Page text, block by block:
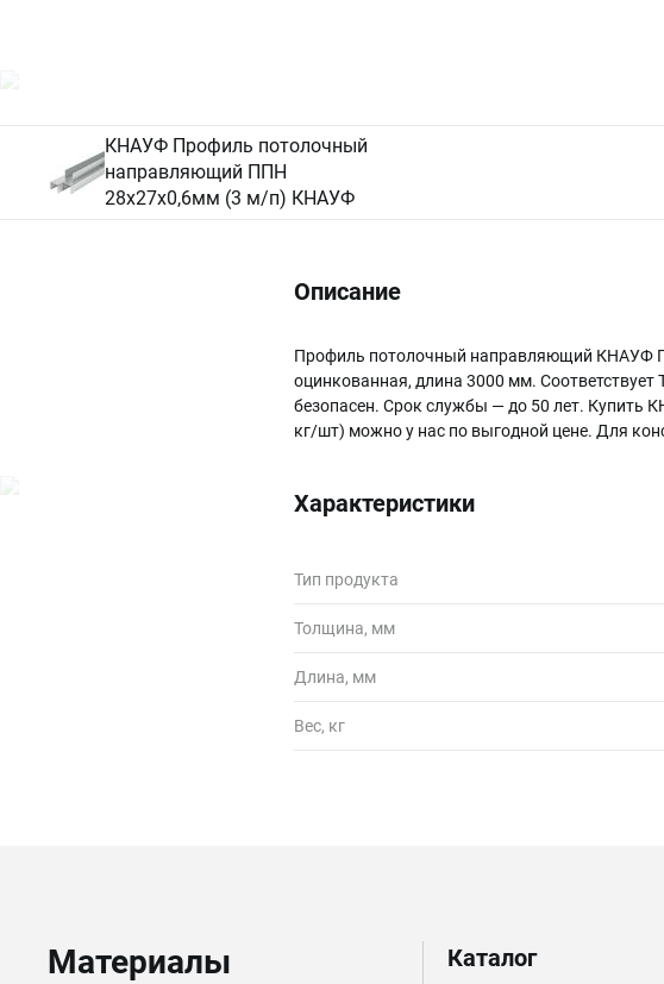
КНАУФ Профиль потолочный
направляющий ППН
28х27х0,6мм (3 м/п) КНАУФ
Описание
Профиль потолочный направляющий КНАУФ
оцинкованная, длина 3000 мм.
безопасен. Срок службы — до 50 лет.
кг/шт) можно у нас по выгодной цене. Для
Характеристики
Тип продукта
Толщина, мм
Длина, мм
Вес, кг
Материалы
Каталог